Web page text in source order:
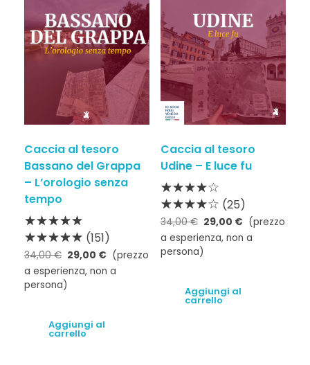
Caccia al tesoro
Bassano del Grappa
– L’orologio senza
tempo
(151)
34,00€ 29,00 € (prezzo
a esperienza, non a
persona)
Aggiungi al
carrello
Caccia al tesoro
Udine – E luce fu
(25)
34,00€ 29,00 € (prezzo
a esperienza, non a
persona)
Aggiungi al
carrello